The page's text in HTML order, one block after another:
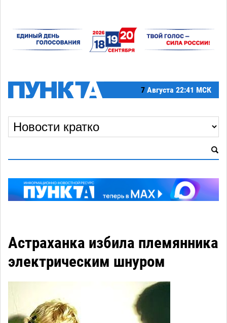
7 Августа 22:41 МСК
Астраханка избила племянника
электрическим шнуром